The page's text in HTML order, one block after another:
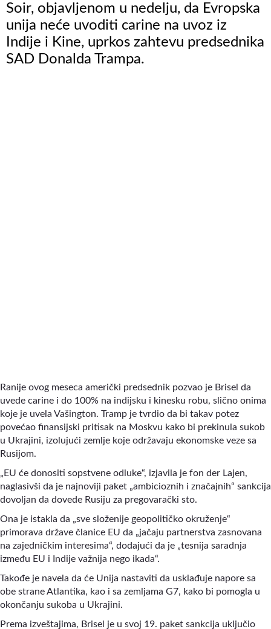
Soir, objavljenom u nedelju, da Evropska
unija neće uvoditi carine na uvoz iz
Indije i Kine, uprkos zahtevu predsednika
SAD Donalda Trampa.
Ranije ovog meseca američki predsednik pozvao je Brisel da
uvede carine i do 100% na indijsku i kinesku robu, slično onima
koje je uvela Vašington. Tramp je tvrdio da bi takav potez
povećao finansijski pritisak na Moskvu kako bi prekinula sukob
u Ukrajini, izolujući zemlje koje održavaju ekonomske veze sa
Rusijom.
„EU će donositi sopstvene odluke“, izjavila je fon der Lajen,
naglasivši da je najnoviji paket „ambicioznih i značajnih“ sankcija
dovoljan da dovede Rusiju za pregovarački sto.
Ona je istakla da „sve složenije geopolitičko okruženje“
primorava države članice EU da „jačaju partnerstva zasnovana
na zajedničkim interesima“, dodajući da je „tesnija saradnja
između EU i Indije važnija nego ikada“.
Takođe je navela da će Unija nastaviti da usklađuje napore sa
obe strane Atlantika, kao i sa zemljama G7, kako bi pomogla u
okončanju sukoba u Ukrajini.
Prema izveštajima, Brisel je u svoj 19. paket sankcija uključio